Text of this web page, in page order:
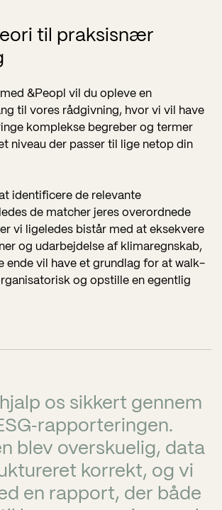
til praksisnær
med &Peopl vil du opleve en
til vores rådgivning, hvor vi vil have
komplekse begreber og termer
niveau der passer til lige netop din
identificere de relevante
de matcher jeres overordnede
vi ligeledes bistår med at eksekvere
og udarbejdelse af klimaregnskab,
ende vil have et grundlag for at walk-
og opstille en egentlig
os sikkert gennem
blev overskuelig, data
korrekt, og vi
en rapport, der både